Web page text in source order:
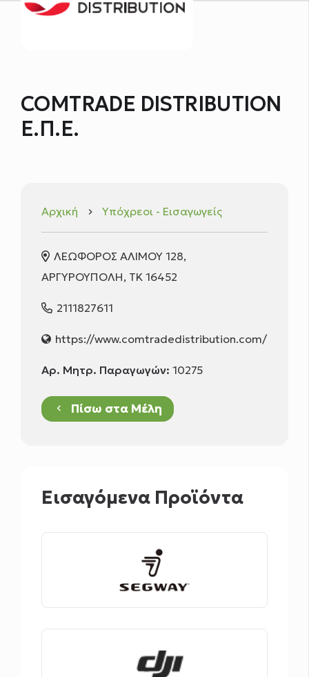
COMTRADE DISTRIBUTION
Ε.Π.Ε.
Αρχική keyboard_arrow_right Υπόχρεοι - Εισαγωγείς
ΛΕΩΦΟΡΟΣ ΑΛΙΜΟΥ 128,
ΑΡΓΥΡΟΥΠΟΛΗ, ΤΚ 16452
2111827611
https://www.comtradedistribution.com/
Αρ. Μητρ. Παραγωγών: 10275
keyboard_arrow_left Πίσω στα Μέλη
Εισαγόμενα Προϊόντα